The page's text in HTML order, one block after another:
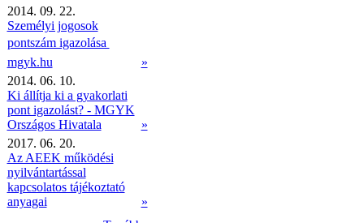
2014. 09. 22.
Személyi jogosok
pontszám igazolása 
mgyk.hu
»
2014. 06. 10.
Ki állítja ki a gyakorlati
pont igazolást? - MGYK
Országos Hivatala
»
2017. 06. 20.
Az AEEK működési
nyilvántartással
kapcsolatos tájékoztató
anyagai
»